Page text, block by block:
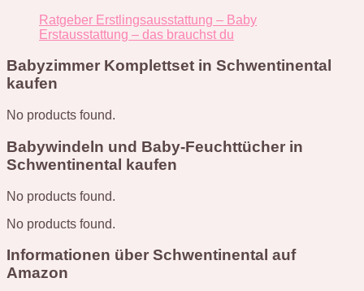
Ratgeber Erstlingsausstattung – Baby
Erstausstattung – das brauchst du
Babyzimmer Komplettset in Schwentinental
kaufen
No products found.
Babywindeln und Baby-Feuchttücher in
Schwentinental kaufen
No products found.
No products found.
Informationen über Schwentinental auf
Amazon